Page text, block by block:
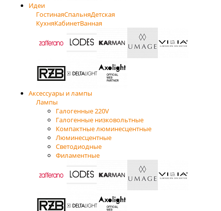
Идеи
ГостинаяСпальняДетская
КухняКабинетВанная
Аксессуары и лампы
Лампы
Галогенные 220V
Галогенные низковольтные
Компактные люминесцентные
Люминесцентные
Светодиодные
Филаментные